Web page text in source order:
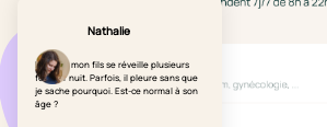
Nathalie
Bonjour, mon fils se réveille plusieurs
fois par nuit. Parfois, il pleure sans que
je sache pourquoi. Est-ce normal à son
âge ?